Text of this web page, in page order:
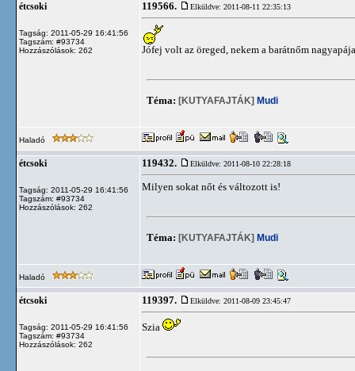
étcsoki
Tagság: 2011-05-29 16:41:56
Tagszám: #93734
Hozzászólások: 262
119566. Elküldve: 2011-08-11 22:35:13
Jófej volt az öreged, nekem a barátnőm
Téma: [KUTYAFAJTÁK] Mudi
Haladó
étcsoki
Tagság: 2011-05-29 16:41:56
Tagszám: #93734
Hozzászólások: 262
119432. Elküldve: 2011-08-10 22:28:18
Milyen sokat nőt és változott is!
Téma: [KUTYAFAJTÁK] Mudi
Haladó
étcsoki
Tagság: 2011-05-29 16:41:56
Tagszám: #93734
Hozzászólások: 262
119397. Elküldve: 2011-08-09 23:45:47
Szia